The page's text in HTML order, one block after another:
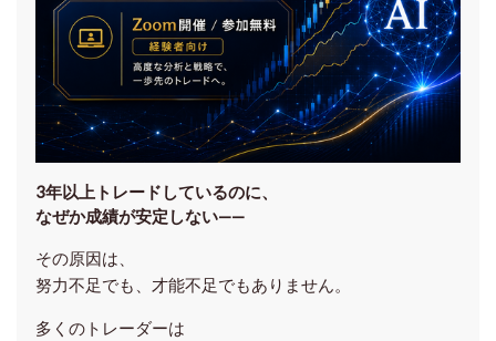
3年以上トレードしているのに、
なぜか成績が安定しない——
その原因は、
努力不足でも、才能不足でもありません。
多くのトレーダーは